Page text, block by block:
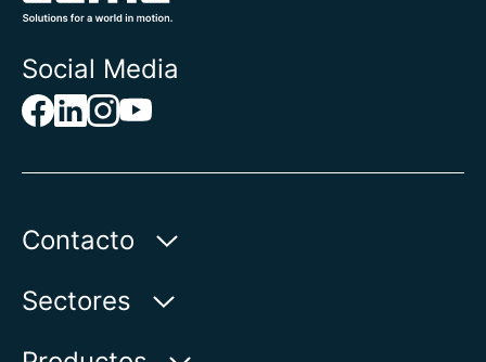
Social Media
Contacto
AUMA Riester
Aumastr. 1
Sectores
Agua